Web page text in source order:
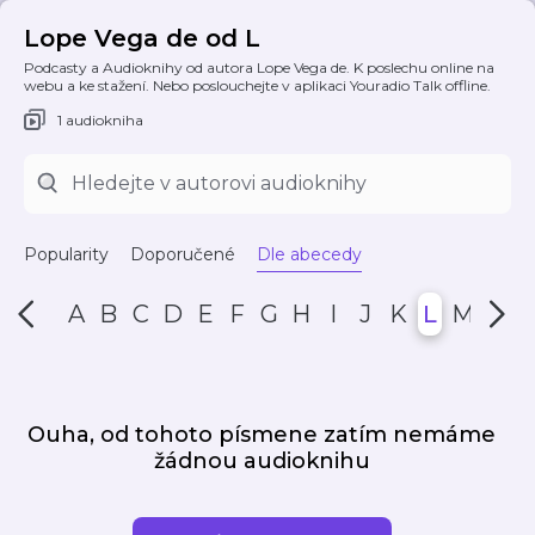
Lope Vega de od L
Podcasty a Audioknihy od autora Lope Vega de. K poslechu online na
webu a ke stažení. Nebo poslouchejte v aplikaci Youradio Talk offline.
1 audiokniha
Popularity Doporučené Dle abecedy
A B C D E F G H I J K L M N
Ouha, od tohoto písmene zatím nemáme
žádnou audioknihu